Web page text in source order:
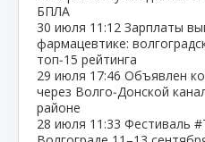
БПЛА
30 июля 11:12 Зарплаты
фармацевтике:
топ‑15 рейтинга
29 июля 17:46 Объявлен
через Волго‑Донской
районе
28 июля 11:33 Фестиваль